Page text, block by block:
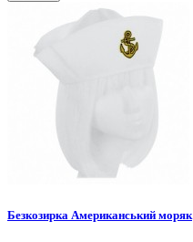
Безкозирка Американський моряк